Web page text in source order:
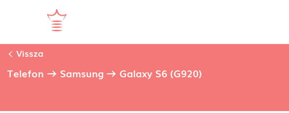
Vissza
Telefon Samsung Galaxy S6 (G920)